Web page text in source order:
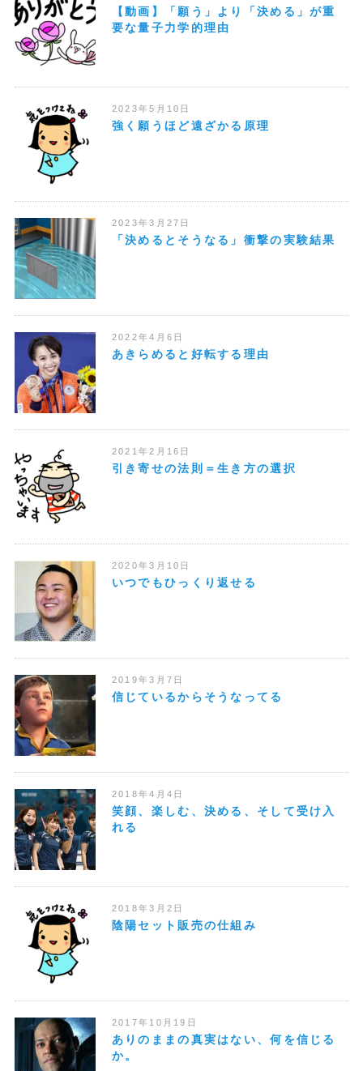
【動画】「願う」より「決める」が重
要な量子力学的理由
2023年5月10日
強く願うほど遠ざかる原理
2023年3月27日
「決めるとそうなる」衝撃の実験結果
2022年4月6日
あきらめると好転する理由
2021年2月16日
引き寄せの法則＝生き方の選択
2020年3月10日
いつでもひっくり返せる
2019年3月7日
信じているからそうなってる
2018年4月4日
笑顔、楽しむ、決める、そして受け入
れる
2018年3月2日
陰陽セット販売の仕組み
2017年10月19日
ありのままの真実はない、何を信じる
か。